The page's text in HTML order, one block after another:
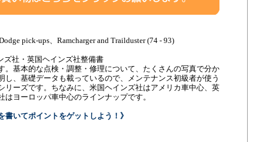
pick-ups、Ramcharger and Trailduster (74 - 93)
ズ社・英国ヘインズ社整備書
。基本的な点検・調整・修理について、たくさんの写真で分か
し、基礎データも載っているので、メンテナンス初級者が使う
リーズです。ちなみに、米国ヘインズ社はアメリカ車中心、英
はヨーロッパ車中心のラインナップです。
書いてポイントをゲットしよう！》